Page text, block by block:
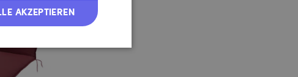
cm
Lagerung: Dralon®-Bezüge sollten während der
werden. Das Textil dafür vor der Einlagerung vollständig
AKZEPTIEREN